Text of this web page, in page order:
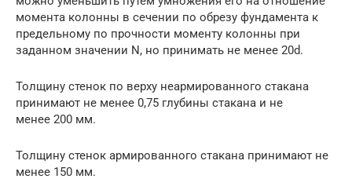
момента колонны в сечении по обрезу фундамента к
предельному по прочности моменту колонны при
заданном значении N, но принимать не менее 20d.
Толщину стенок по верху неармированного стакана
принимают не ме­нее 0,75 глубины стакана и не
менее 200 мм.
Толщину стенок армированного стакана принимают не
менее 150 мм.